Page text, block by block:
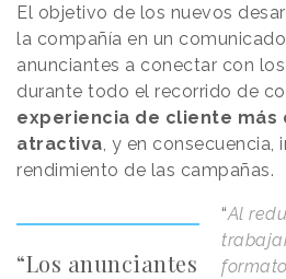
El objetivo de los nuevos
la compañía en un
anunciantes a conectar con
durante todo el recorrido de
experiencia de cliente más
atractiva , y en consecuencia,
rendimiento de las campañas.
“Los anunciantes
“Al